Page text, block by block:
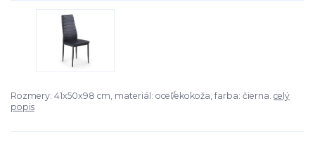
Rozmery: 41x50x98 cm, materiál: oceľ/ekokoža, farba: čierna. celý
popis